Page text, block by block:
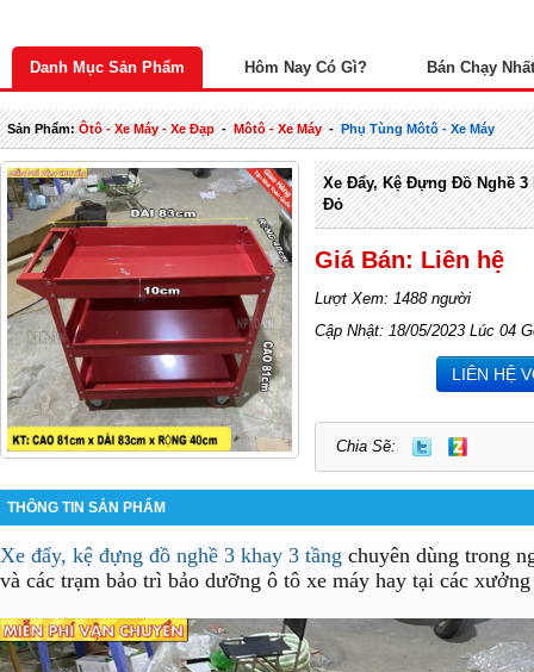
Danh Mục Sản Phẩm Hôm Nay Có Gì? Bán Chạy Nhất
Sản Phẩm:Ôtô - Xe Máy - Xe Đạp-Môtô - Xe Máy-Phụ Tùng Môtô - Xe Máy
Xe Đẩy, Kệ Đựng Đồ Nghề 3
Đỏ
Giá Bán: Liên hệ
Lượt Xem: 1488 người
Cập Nhật: 18/05/2023 Lúc 04
LIÊN HỆ
Chia Sẽ:
THÔNG TIN SẢN PHẨM
Xe đẩy, kệ đựng đồ nghề 3 khay 3 tầng chuyên dùng trong
và các trạm bảo trì bảo dưỡng ô tô xe máy hay tại các